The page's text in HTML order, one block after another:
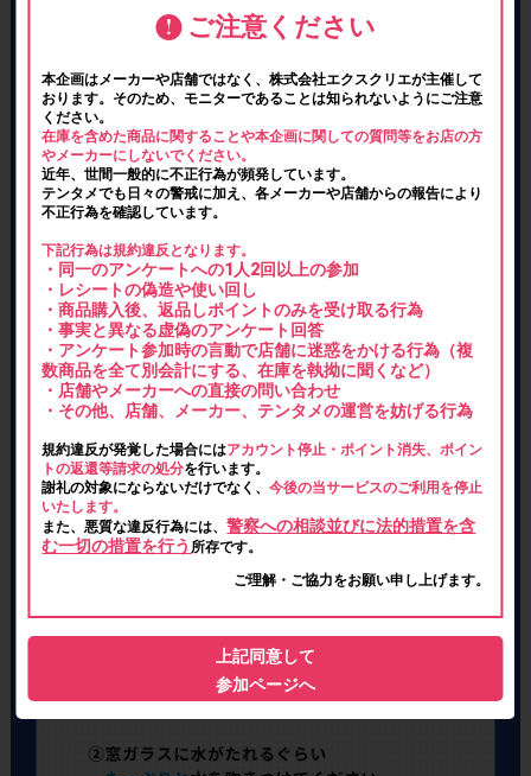
ご注意ください
本企画はメーカーや店舗ではなく、株式会社エクスクリエが主催して
おります。そのため、モニターであることは知られないようにご注意
ください。
在庫を含めた商品に関することや本企画に関しての質問等をお店の方
やメーカーにしないでください。
近年、世間一般的に不正行為が頻発しています。
テンタメでも日々の警戒に加え、各メーカーや店舗からの報告により
不正行為を確認しています。
下記行為は規約違反となります。
・同一のアンケートへの1人2回以上の参加
・レシートの偽造や使い回し
・商品購入後、返品しポイントのみを受け取る行為
・事実と異なる虚偽のアンケート回答
・アンケート参加時の言動で店舗に迷惑をかける行為（複
数商品を全て別会計にする、在庫を執拗に聞くなど）
・店舗やメーカーへの直接の問い合わせ
・その他、店舗、メーカー、テンタメの運営を妨げる行為
規約違反が発覚した場合にはアカウント停止・ポイント消失、ポイン
トの返還等請求の処分を行います。
謝礼の対象にならないだけでなく、今後の当サービスのご利用を停止
いたします。
また、悪質な違反行為には、警察への相談並びに法的措置を含
む一切の措置を行う 所存です。
ご理解・ご協力をお願い申し上げます。
上記同意して
参加ページへ